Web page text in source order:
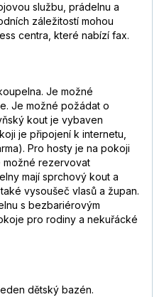
službu, prádelnu a
záležitostí mohou
centra, které nabízí fax.
Je možné
Je možné požádat o
kout je vybaven
je připojení k internetu,
Pro hosty je na pokoji
možné rezervovat
mají sprchový kout a
vysoušeč vlasů a župan.
s bezbariérovým
pro rodiny a nekuřácké
dětský bazén.